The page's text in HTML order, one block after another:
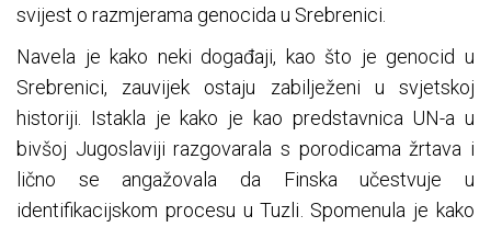
svijest o razmjerama genocida u Srebrenici.
Navela je kako neki događaji, kao što je genocid u
Srebrenici, zauvijek ostaju zabilježeni u svjetskoj
historiji. Istakla je kako je kao predstavnica UN-a u
bivšoj Jugoslaviji razgovarala s porodicama žrtava i
lično se angažovala da Finska učestvuje u
identifikacijskom procesu u Tuzli. Spomenula je kako